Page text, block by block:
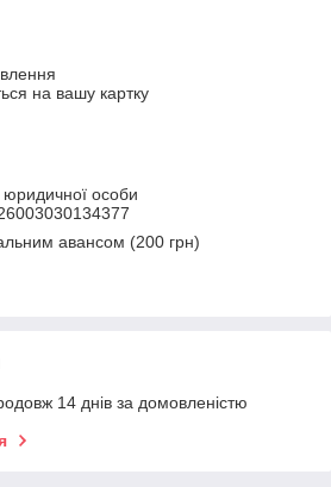
на вашу картку
особи
авансом (200 грн)
14 днів за домовленістю